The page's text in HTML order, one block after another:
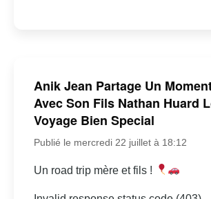
Anik Jean Partage Un
Avec Son Fils Nathan Huard
Voyage Bien Special
Publié le mercredi 22 juillet à 18:12
Un road trip mère et fils !